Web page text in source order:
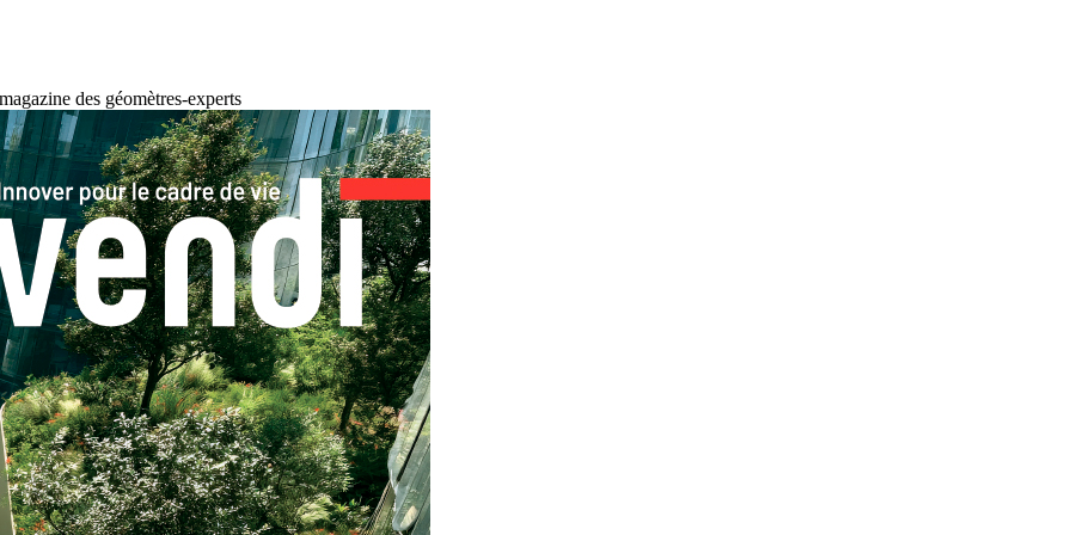
des géomètres-experts